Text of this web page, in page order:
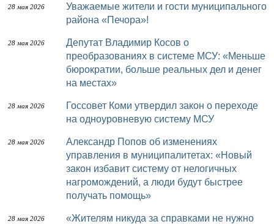
28 мая 2026
Уважаемые жители и гости муниципального
района «Печора»!
28 мая 2026
Депутат Владимир Косов о
преобразованиях в системе МСУ: «Меньше
бюрократии, больше реальных дел и денег
на местах»
28 мая 2026
Госсовет Коми утвердил закон о переходе
на одноуровневую систему МСУ
28 мая 2026
Александр Попов об изменениях
управления в муниципалитетах: «Новый
закон избавит систему от нелогичных
нагромождений, а люди будут быстрее
получать помощь»
28 мая 2026
«Жителям никуда за справками не нужно